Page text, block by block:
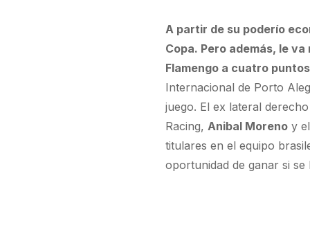
A partir de su poderío
Copa. Pero además, le
Flamengo a cuatro
Internacional de Porto
juego. El ex lateral
Racing,Anibal Moreno y
titulares en el equipo
oportunidad de ganar si se